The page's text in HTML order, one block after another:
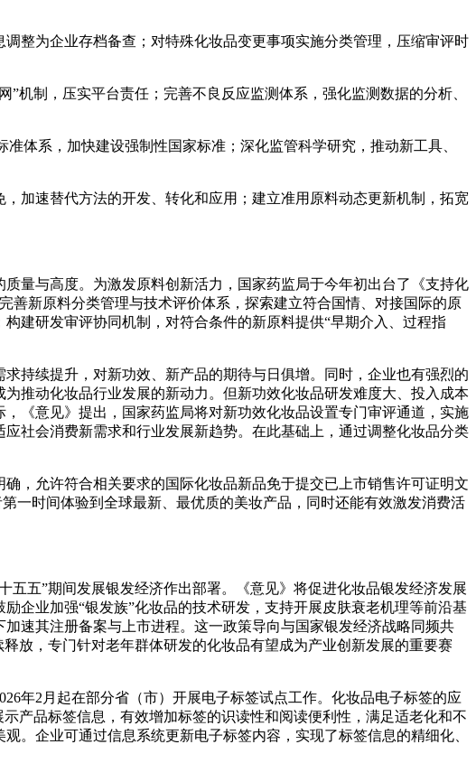
整为企业存档备查；对特殊化妆品变更事项实施分类管理，压缩审评时
机制，压实平台责任；完善不良反应监测体系，强化监测数据的分析、
体系，加快建设强制性国家标准；深化监管科学研究，推动新工具、
加速替代方法的开发、转化和应用；建立准用原料动态更新机制，拓宽
量与高度。为激发原料创新活力，国家药监局于今年初出台了《支持化
善新原料分类管理与技术评价体系，探索建立符合国情、对接国际的原
建研发审评协同机制，对符合条件的新原料提供“早期介入、过程指
持续提升，对新功效、新产品的期待与日俱增。同时，企业也有强烈的
推动化妆品行业发展的新动力。但新功效化妆品研发难度大、投入成本
《意见》提出，国家药监局将对新功效化妆品设置专门审评通道，实施
社会消费新需求和行业发展新趋势。在此基础上，通过调整化妆品分类
，允许符合相关要求的国际化妆品新品免于提交已上市销售许可证明文
一时间体验到全球最新、最优质的美妆产品，同时还能有效激发消费活
五”期间发展银发经济作出部署。《意见》将促进化妆品银发经济发展
企业加强“银发族”化妆品的技术研发，支持开展皮肤衰老机理等前沿基
速其注册备案与上市进程。这一政策导向与国家银发经济战略同频共
放，专门针对老年群体研发的化妆品有望成为产业创新发展的重要赛
年2月起在部分省（市）开展电子标签试点工作。化妆品电子标签的应
产品标签信息，有效增加标签的识读性和阅读便利性，满足适老化和不
。企业可通过信息系统更新电子标签内容，实现了标签信息的精细化、